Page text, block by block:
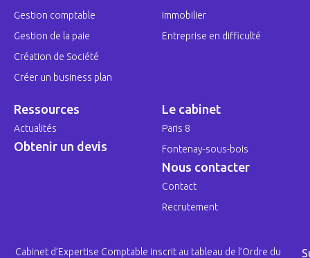
Gestion comptable
Gestion de la paie
Création de Société
Créer un business plan
Immobilier
Entreprise en difficulté
Ressources
Actualités
Obtenir un devis
Le cabinet
Paris 8
Fontenay-sous-bois
Nous contacter
Contact
Recrutement
Cabinet d’Expertise Comptable inscrit au tableau de l’Ordre du